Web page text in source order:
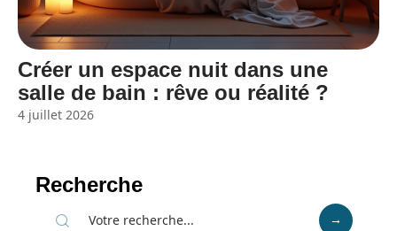
Créer un espace nuit dans une
salle de bain : rêve ou réalité ?
4 juillet 2026
Recherche